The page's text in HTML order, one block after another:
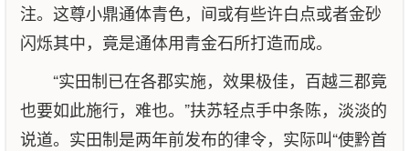
注。这尊小鼎通体青色，间或有些许白点或者金砂
闪烁其中，竟是通体用青金石所打造而成。
“实田制已在各郡实施，效果极佳，百越三郡竟
也要如此施行，难也。”扶苏轻点手中条陈，淡淡的
说道。实田制是两年前发布的律令，实际叫“使黔首